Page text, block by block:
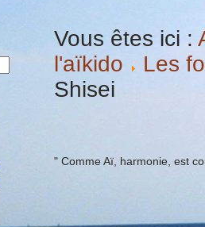
Vous êtes ici :
l'aïkido
Les
Shisei
" Comme Aï, harmonie, est